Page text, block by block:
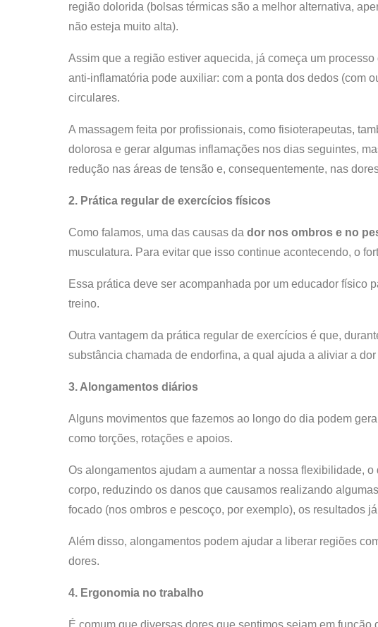
região dolorida (bolsas térmicas são a melhor alternativa,
não esteja muito alta).
Assim que a região estiver aquecida, já começa um
anti-inflamatória pode auxiliar: com a ponta dos dedos (com
circulares.
A massagem feita por profissionais, como fisioterapeutas,
dolorosa e gerar algumas inflamações nos dias seguintes,
redução nas áreas de tensão e, consequentemente, nas
2. Prática regular de exercícios físicos
Como falamos, uma das causas da dor nos ombros e no
musculatura. Para evitar que isso continue acontecendo, o
Essa prática deve ser acompanhada por um educador físico
treino.
Outra vantagem da prática regular de exercícios é que,
substância chamada de endorfina, a qual ajuda a aliviar a
3. Alongamentos diários
Alguns movimentos que fazemos ao longo do dia podem
como torções, rotações e apoios.
Os alongamentos ajudam a aumentar a nossa flexibilidade,
corpo, reduzindo os danos que causamos realizando
focado (nos ombros e pescoço, por exemplo), os resultados
Além disso, alongamentos podem ajudar a liberar regiões
dores.
4. Ergonomia no trabalho
É comum que diversas dores que sentimos sejam em